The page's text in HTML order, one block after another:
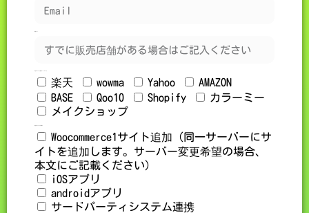
楽天 wowma Yahoo
AMAZON
BASE
Qoo10 Shopify
カラーミー
メイクショップ
Woocommerce1サイト追加（同一サーバーにサ
イトを追加します。サーバー変更希望の場合、
本文にご記載ください）
iOSアプリ
androidアプリ
サードパーティシステム連携